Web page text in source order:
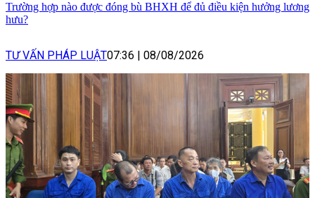
Trường hợp nào được đóng bù BHXH để đủ điều kiện hưởng lương
hưu?
TƯ VẤN PHÁP LUẬT07:36 08/08/2026